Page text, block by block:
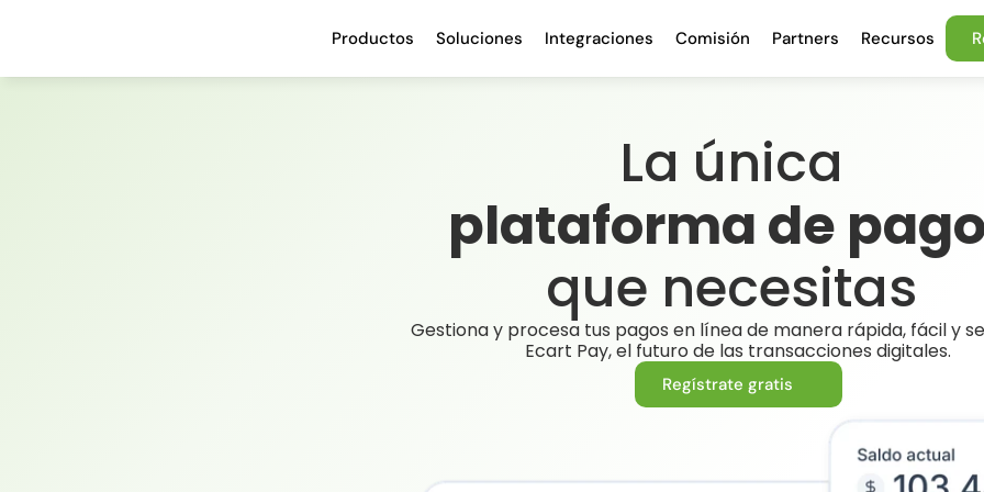
Productos Soluciones Integraciones Comisión Partners Recursos
La única
plataforma de
que necesitas
Gestiona y procesa tus pagos en línea de manera rápida, fácil y
Ecart Pay, el futuro de las transacciones digitales.
Regístrate gratis